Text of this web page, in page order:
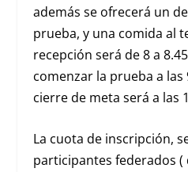
además se ofrecerá un
prueba, y una comida al
recepción será de 8 a
comenzar la prueba a las
cierre de meta será a las
La cuota de inscripción,
participantes federados (